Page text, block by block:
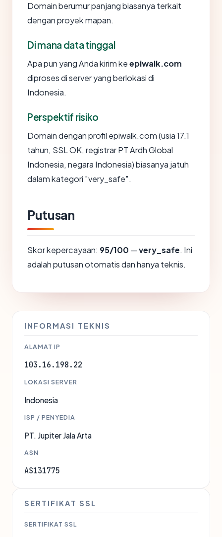
Domain berumur panjang biasanya terkait
dengan proyek mapan.
Di mana data tinggal
Apa pun yang Anda kirim keepiwalk.com
diproses di server yang berlokasi di
Indonesia.
Perspektif risiko
Domain dengan profil epiwalk.com (usia 17.1
tahun, SSL OK, registrar PT Ardh Global
Indonesia, negara Indonesia) biasanya jatuh
dalam kategori "very_safe".
Putusan
Skor kepercayaan: 95/100 —very_safe. Ini
adalah putusan otomatis dan hanya teknis.
INFORMASI TEKNIS
ALAMAT IP
103.16.198.22
LOKASI SERVER
Indonesia
ISP / PENYEDIA
PT. Jupiter Jala Arta
ASN
AS131775
SERTIFIKAT SSL
SERTIFIKAT SSL